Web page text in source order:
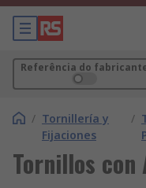
Referência do
/ Tornillería y
Fijaciones
/
Tornillos